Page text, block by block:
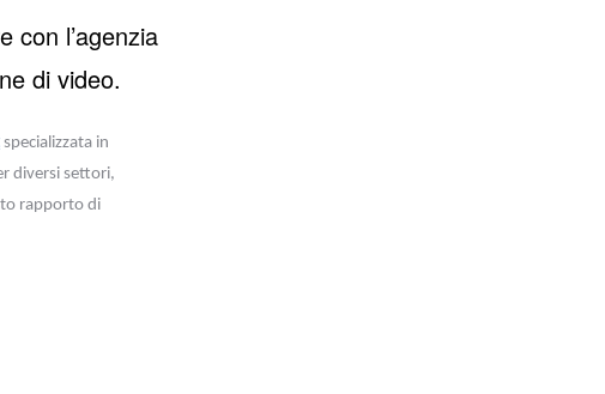
con l’agenzia
di video.
specializzata in
diversi settori,
rapporto di